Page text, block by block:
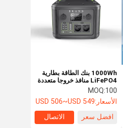
القضايا
1000Wh بنك الطاقة بطارية
LiFePO4 منافذ خروجا متعددة
للحماية الخارجية
MOQ:100
الأسعار:USD 506~USD 549
افضل سعر
الاتصال